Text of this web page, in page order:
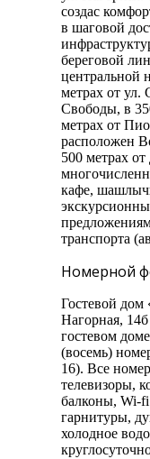
создас
в шаговой
береговой
центральной
метрах от ул.
Свободы, в
метрах от
расположен
500 метрах
кафе,
транспорта
Номерной
Гостевой дом
Нагорная,
гостевом
(восемь)
16). Все
телевизоры,
балконы, Wi-
гарнитуры,
холодное